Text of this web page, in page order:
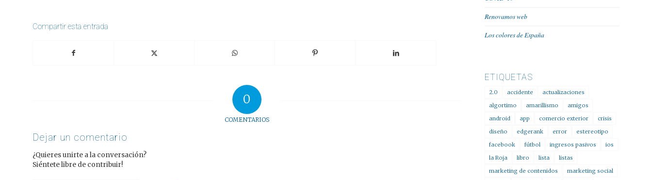
Compartir esta entrada
0
COMENTARIOS
Dejar un comentario
¿Quieres unirte a la conversación?
Siéntete libre de contribuir!
Renovamos web
Los colores de España
ETIQUETAS
2.0 accidente
actualizaciones
algortimo
amarillismo
amigos
android
app comercio exterior
crisis
diseño
edgerank error
estereotipo
facebook
fútbol ingresos pasivos
ios
la Roja
libro lista
listas
marketing de contenidos
marketing social